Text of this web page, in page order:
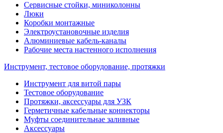
Сервисные стойки, миниколонны
Люки
Коробки монтажные
Электроустановочные изделия
Алюминиевые кабель-каналы
Рабочие места настенного исполнения
Инструмент, тестовое оборудование, протяжки
Инструмент для витой пары
Тестовое оборудование
Протяжки, аксессуары для УЗК
Герметичные кабельные коннекторы
Муфты соединительнае заливные
Аксессуары